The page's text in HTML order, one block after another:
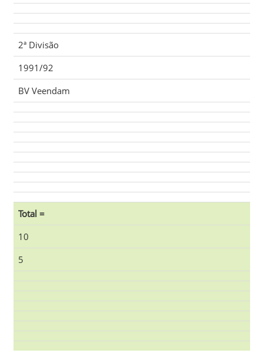
2ª Divisão
1991/92
BV Veendam
Total =
10
5